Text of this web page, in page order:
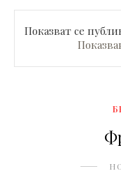
Показват се